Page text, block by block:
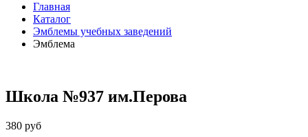
Главная
Каталог
Эмблемы учебных заведений
Эмблема
Школа №937 им.Перова
380 руб